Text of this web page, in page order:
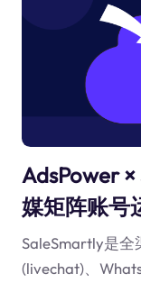
AdsPower
媒矩阵账号
SaleSmartly是全
(livechat)、